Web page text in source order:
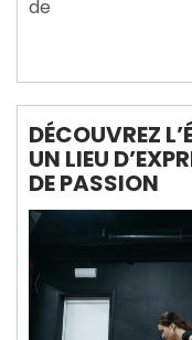
de
DÉCOUVREZ
UN LIEU
DE PASSION